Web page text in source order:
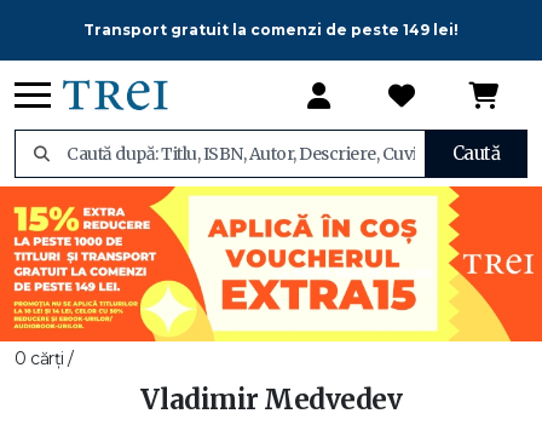
Transport gratuit la comenzi de peste 149 lei!
Caută
0 cărți /
Vladimir Medvedev